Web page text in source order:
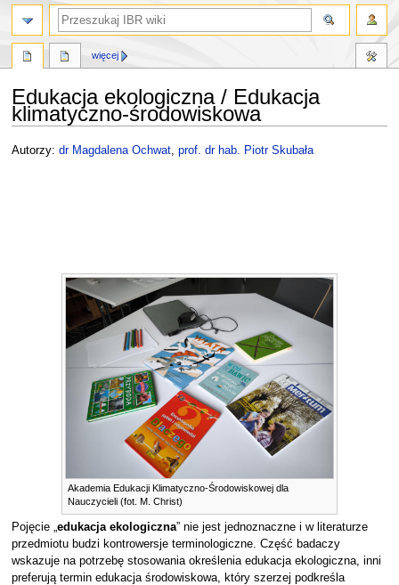
Edukacja ekologiczna / Edukacja
klimatyczno-środowiskowa
Przejdź
Przejdź
Autorzy: dr Magdalena Ochwat, prof. dr hab. Piotr Skubała
Akademia Edukacji Klimatyczno-Środowiskowej dla
Nauczycieli (fot. M. Christ)
Pojęcie „ edukacja ekologiczna” nie jest jednoznaczne i w literaturze
przedmiotu budzi kontrowersje terminologiczne. Część badaczy
wskazuje na potrzebę stosowania określenia edukacja ekologiczna, inni
preferują termin edukacja środowiskowa, który szerzej podkreśla
więcej
szukaj